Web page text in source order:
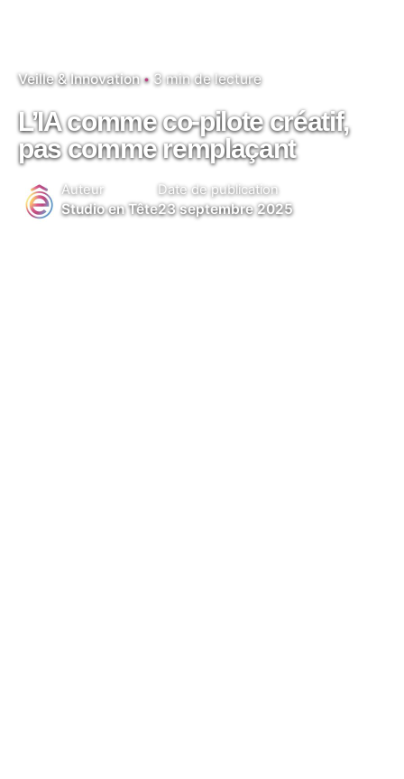
Veille & Innovation 3 min de lecture
L’IA comme co-pilote créatif,
pas comme remplaçant
Auteur
Studio en Tête
Date de publication
23 septembre 2025